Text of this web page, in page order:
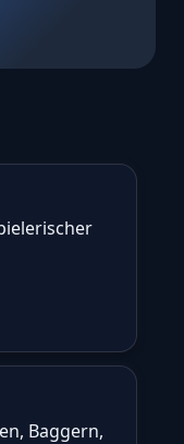
Baggern,